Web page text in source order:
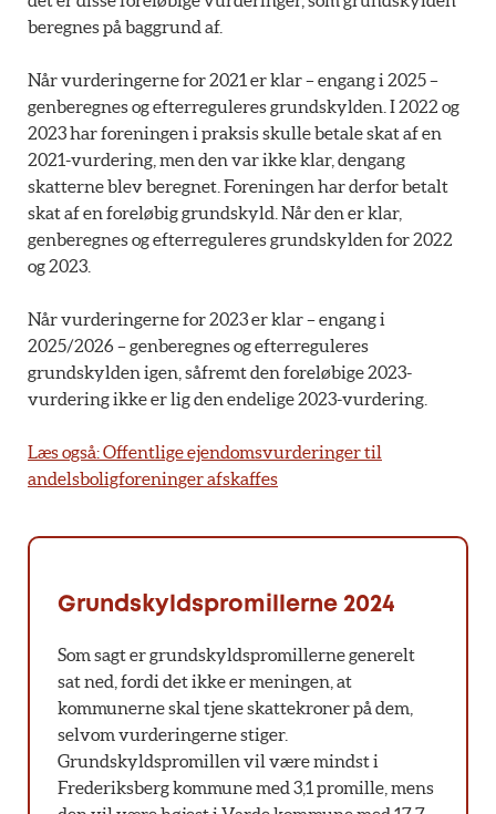
beregnes på baggrund af.
Når vurderingerne for 2021 er klar – engang i 2025 –
genberegnes og efterreguleres grundskylden. I 2022 og
2023 har foreningen i praksis skulle betale skat af en
2021-vurdering, men den var ikke klar, dengang
skatterne blev beregnet. Foreningen har derfor betalt
skat af en foreløbig grundskyld. Når den er klar,
genberegnes og efterreguleres grundskylden for 2022
og 2023.
Når vurderingerne for 2023 er klar – engang i
2025/2026 – genberegnes og efterreguleres
grundskylden igen, såfremt den foreløbige 2023-
vurdering ikke er lig den endelige 2023-vurdering.
Læs også: Offentlige ejendomsvurderinger til
andelsboligforeninger afskaffes
Grundskyldspromillerne 2024
Som sagt er grundskyldspromillerne generelt
sat ned, fordi det ikke er meningen, at
kommunerne skal tjene skattekroner på dem,
selvom vurderingerne stiger.
Grundskyldspromillen vil være mindst i
Frederiksberg kommune med 3,1 promille, mens